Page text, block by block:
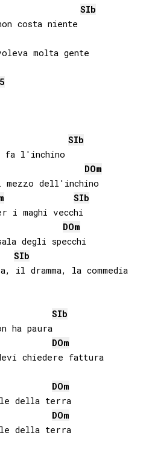
SIb
costa niente
molta gente
5
SIb
fa l'inchino
DOm
mezzo dell'inchino
SIb
i maghi vecchi
DOm
SIb
Siamo il culo sulla sedia, il dramma, la commedia
SIb
ha paura
DOm
chiedere fattura
DOm
della terra
DOm
della terra